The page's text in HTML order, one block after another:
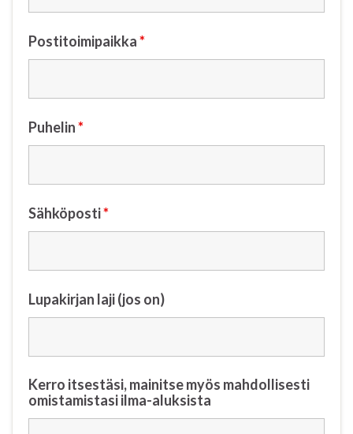
Postitoimipaikka*
Puhelin*
Sähköposti*
Lupakirjan laji (jos on)
Kerro itsestäsi, mainitse myös mahdollisesti
omistamistasi ilma-aluksista